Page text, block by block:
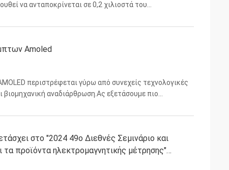
να ανταποκρίνεται σε 0,2 χιλιοστά του
Amoled
περιστρέφεται γύρω από συνεχείς τεχνολογικές
αναδιάρθρωση.Ας εξετάσουμε πιο
στο "2024 49ο Διεθνές Σεμινάριο και
προϊόντα ηλεκτρομαγνητικής μέτρησης"